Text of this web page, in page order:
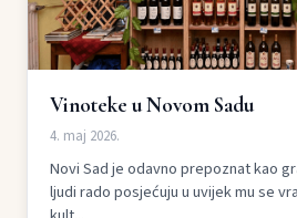
Vinoteke u Novom Sadu
4. maj 2026.
Novi Sad je odavno prepoznat kao
ljudi rado posjećuju u uvijek mu se